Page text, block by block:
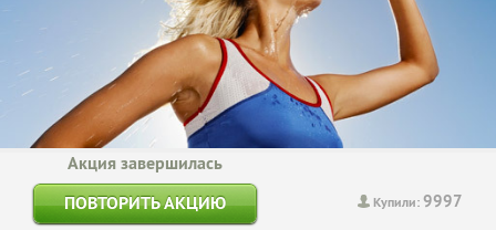
Купили:9997
Акция завершилась
ПОВТОРИТЬ АКЦИЮ